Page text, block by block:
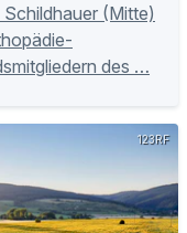
(Mitte)
des …
123RF